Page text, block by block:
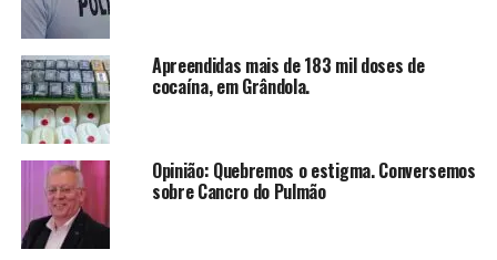
Apreendidas mais de 183 mil doses de
cocaína, em Grândola.
Opinião: Quebremos o estigma. Conversemos
sobre Cancro do Pulmão